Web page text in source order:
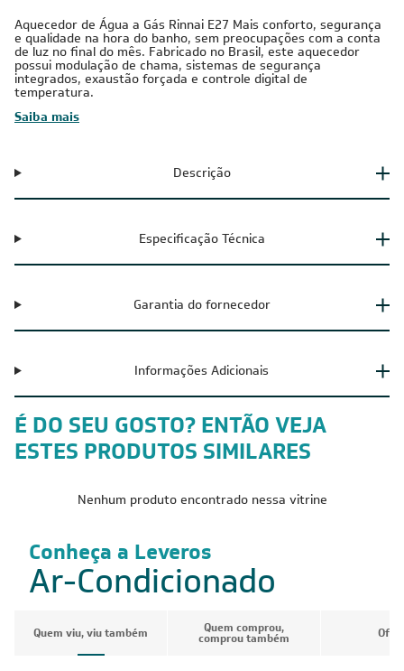
Aquecedor de Água a Gás Rinnai E27 Mais conforto, segurança
e qualidade na hora do banho, sem preocupações com a conta
de luz no final do mês. Fabricado no Brasil, este aquecedor
possui modulação de chama, sistemas de segurança
integrados, exaustão forçada e controle digital de
temperatura.
Saiba mais
Descrição
Especificação Técnica
Garantia do fornecedor
Informações Adicionais
É DO SEU GOSTO? ENTÃO VEJA
ESTES PRODUTOS SIMILARES
Nenhum produto encontrado nessa vitrine
Conheça a Leveros
Ar-Condicionado
Quem viu, viu também Quem comprou,
comprou também